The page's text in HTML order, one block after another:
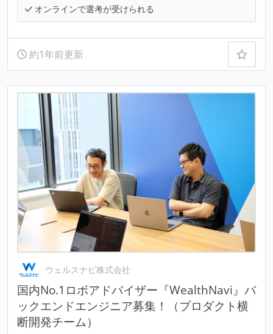
オンラインで選考が受けられる
約1年前更新
ウェルスナビ株式会社
国内No.1ロボアドバイザー『WealthNavi』バ
ックエンドエンジニア募集！（プロダクト横
断開発チーム）